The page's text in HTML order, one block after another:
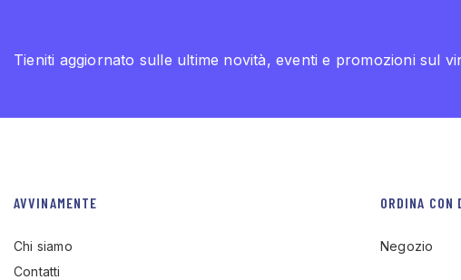
Tieniti aggiornato sulle ultime novità, eventi e promozioni sul
AVVINAMENTE
Chi siamo
Contatti
ORDINA
Negozio